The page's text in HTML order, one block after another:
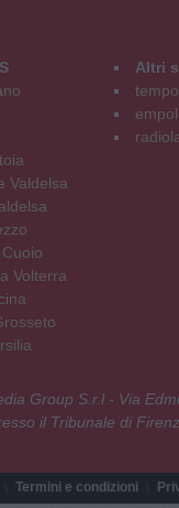
Valdelsa
Volterra
Altri
Group S.r.l - Via
il Tribunale di
Termini e condizioni